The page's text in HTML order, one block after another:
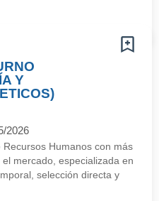
Y
2026
Humanos con más
mercado, especializada en
selección directa y